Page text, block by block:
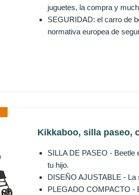
juguetes, la compra y
SEGURIDAD: el carro de
normativa europea de
Kikkaboo, silla paseo,
SILLA DE PASEO -
tu hijo.
DISEÑO AJUSTABLE - La
PLEGADO COMPACTO -